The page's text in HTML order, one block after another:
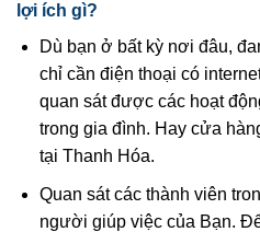
lợi ích gì?
Dù bạn ở bất kỳ nơi đâu,
chỉ cần điện thoại có
quan sát được các hoạt
trong gia đình. Hay cửa
tại Thanh Hóa.
Quan sát các thành viên
người giúp việc của Bạn.